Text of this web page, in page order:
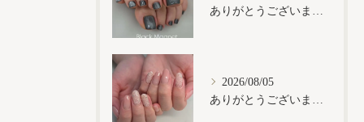
2026/08/05